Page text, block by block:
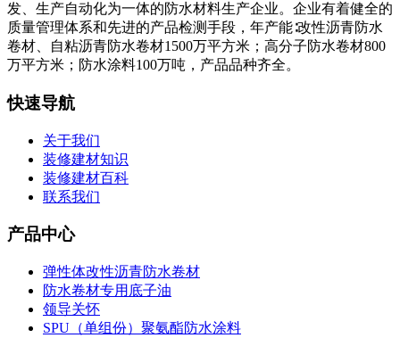
发、生产自动化为一体的防水材料生产企业。企业有着健全的
质量管理体系和先进的产品检测手段，年产能∶改性沥青防水
卷材、自粘沥青防水卷材1500万平方米；高分子防水卷材800
万平方米；防水涂料100万吨，产品品种齐全。
快速导航
关于我们
装修建材知识
装修建材百科
联系我们
产品中心
弹性体改性沥青防水卷材
防水卷材专用底子油
领导关怀
SPU（单组份）聚氨酯防水涂料